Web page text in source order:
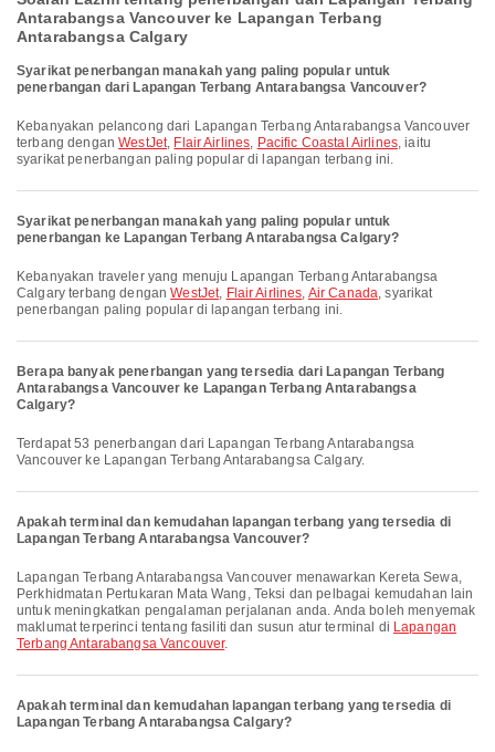
Antarabangsa Vancouver ke Lapangan Terbang
Antarabangsa Calgary
Syarikat penerbangan manakah yang paling popular untuk
penerbangan dari Lapangan Terbang Antarabangsa Vancouver?
Kebanyakan pelancong dari Lapangan Terbang Antarabangsa Vancouver
terbang denganWestJet, Flair Airlines, Pacific Coastal Airlines, iaitu
syarikat penerbangan paling popular di lapangan terbang ini.
Syarikat penerbangan manakah yang paling popular untuk
penerbangan ke Lapangan Terbang Antarabangsa Calgary?
Kebanyakan traveler yang menuju Lapangan Terbang Antarabangsa
Calgary terbang denganWestJet, Flair Airlines, Air Canada, syarikat
penerbangan paling popular di lapangan terbang ini.
Berapa banyak penerbangan yang tersedia dari Lapangan Terbang
Antarabangsa Vancouver ke Lapangan Terbang Antarabangsa
Calgary?
Terdapat 53 penerbangan dari Lapangan Terbang Antarabangsa
Vancouver ke Lapangan Terbang Antarabangsa Calgary.
Apakah terminal dan kemudahan lapangan terbang yang tersedia di
Lapangan Terbang Antarabangsa Vancouver?
Lapangan Terbang Antarabangsa Vancouver menawarkan Kereta Sewa,
Perkhidmatan Pertukaran Mata Wang, Teksi dan pelbagai kemudahan lain
untuk meningkatkan pengalaman perjalanan anda. Anda boleh menyemak
maklumat terperinci tentang fasiliti dan susun atur terminal di Lapangan
Terbang Antarabangsa Vancouver.
Apakah terminal dan kemudahan lapangan terbang yang tersedia di
Lapangan Terbang Antarabangsa Calgary?